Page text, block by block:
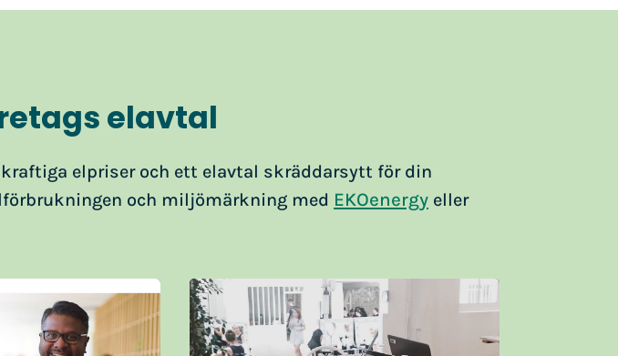
elavtal
elpriser och ett elavtal skräddarsytt för din
och miljömärkning med EKOenergy eller